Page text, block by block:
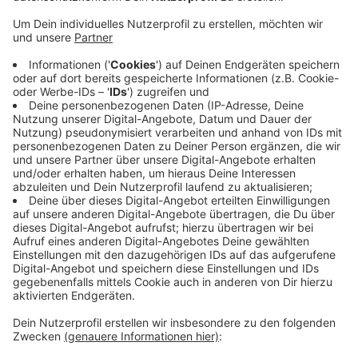
Anzeige
Die Arbeiten dauern von 13 Uhr 05 bis 15 Uhr, jeweils
am Anfang und am Ende der Wartung kann es einen
kurzen Sende-Ausfall auf der Frequenz von bis zu zwei
Minuten geben. Während der Wartung selbst ist der
Empfang von Radio Bonn/Rhein-Sieg weiter möglich,
allerdings mit leicht reduzierter Leistung. Das
Programm wird dadurch etwas leiser sein als gewohnt.
Wer uns übers Internet hört, ist davon nicht betroffen.
CM
Anzeige